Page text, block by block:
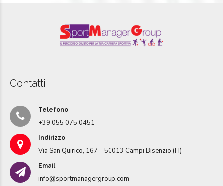
Contatti
Telefono
+39 055 075 0451
Indirizzo
Via San Quirico, 167 – 50013 Campi Bisenzio (FI)
Email
info@sportmanagergroup.com